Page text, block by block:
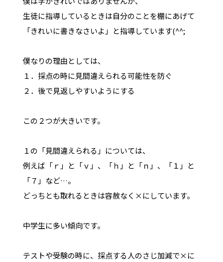
生徒に指導しているときは自分のことを棚にあげて
「きれいに書きなさいよ」と指導しています(^^;
僕なりの理由としては、
１．採点の時に見間違えられる可能性を防ぐ
２．後で見返しやすいようにする
この２つが大きいです。
１の「見間違えられる」については、
例えば「ｒ」と「ｖ」、「ｈ」と「ｎ」、「１」と
「７」など…。
どっちとも取れるときは容赦なく×にしています。
中学生に多い傾向です。
テストや受験の時に、採点する人のさじ加減で×に